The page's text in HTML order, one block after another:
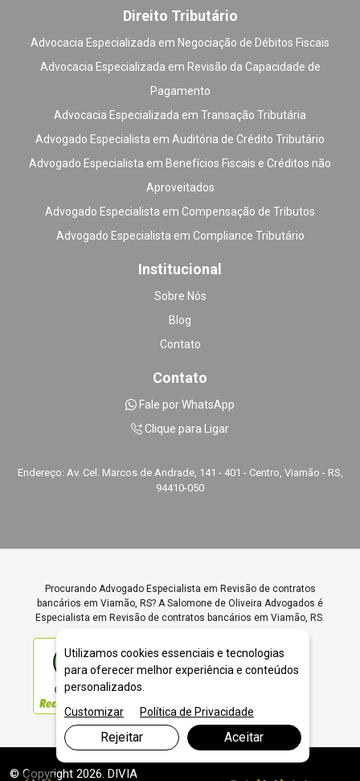
Direito Tributário
Advocacia Especializada em Negociação de Débitos Fiscais
Advocacia Especializada em Revisão da Capacidade de
Pagamento
Advocacia Especializada em Transação Tributária
Advogado Especialista em Auditória de Crédito Tributário
Advogado Especialista em Benefícios Fiscais e Créditos não
Aproveitados
Advogado Especialista em Compensação de Tributos
Advogado Especialista em Compliance Tributário
Institucional
Sobre Nós
Blog
Contato
Contato
Fale por WhatsApp
Clique para Ligar
Endereço: Av. Cel. Marcos de Andrade, 141 - 401 - Centro, Viamão - RS,
94410-050
Procurando Advogado Especialista em Revisão de contratos
bancários em Viamão, RS? A Salomone de Oliveira Advogados é
Especialista em Revisão de contratos bancários em Viamão, RS.
ÓTIMO
© Copyright 2026. DIVIA
Utilizamos cookies essenciais e tecnologias
para oferecer melhor experiência e conteúdos
personalizados.
Customizar
Política de Privacidade
Rejeitar Aceitar